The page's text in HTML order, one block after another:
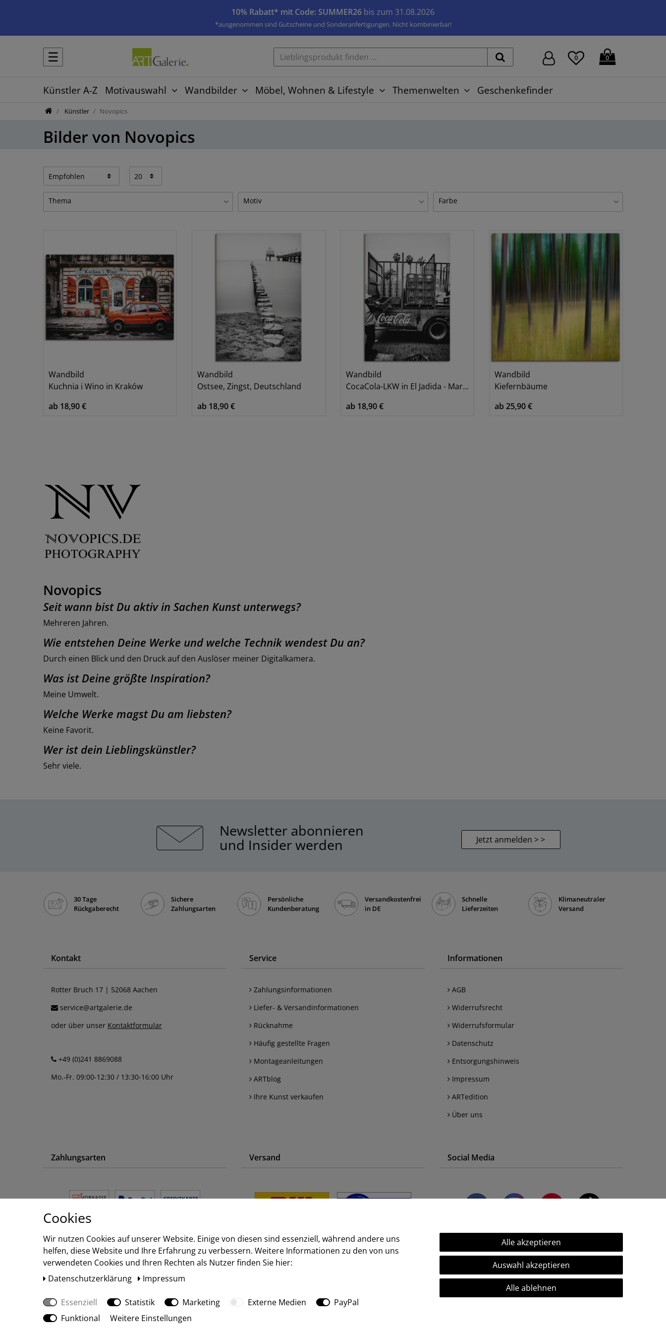
10% Rabatt* mit Code: SUMMER26 bis zum 31.08.2026
*ausgenommen sind Gutscheine und Sonderanfertigungen. Nicht kombinierbar!
☰ 0 0
Künstler A-Z Motivauswahl Wandbilder Möbel, Wohnen & Lifestyle Themenwelten Geschenkefinder
Künstler Novopics
Bilder von Novopics
Thema
Motiv
Bäume
Meer
Farbe
Rot Schwarz/Weiß
Wandbild
Kuchnia i Wino in Kraków
ab 18,90 €
Wandbild
Ostsee, Zingst, Deutschland
ab 18,90 €
Wandbild
CocaCola-LKW in El Jadida - Marokko
ab 18,90 €
Wandbild
Kiefernbäume
ab 25,90 €
Novopics
Seit wann bist Du aktiv in Sachen Kunst unterwegs?
Mehreren Jahren.
Wie entstehen Deine Werke und welche Technik wendest Du an?
Durch einen Blick und den Druck auf den Auslöser meiner Digitalkamera.
Was ist Deine größte Inspiration?
Meine Umwelt.
Welche Werke magst Du am liebsten?
Keine Favorit.
Wer ist dein Lieblingskünstler?
Sehr viele.
Newsletter abonnieren
und Insider werden Jetzt anmelden > >
30 Tage
Rückgaberecht
Sichere
Zahlungsarten
Persönliche
Kundenberatung
Versandkostenfrei
in DE
Schnelle
Lieferzeiten
Klimaneutraler
Versand
Kontakt
Rotter Bruch 17 | 52068 Aachen
service@artgalerie.de
oder über unser Kontaktformular
+49 (0)241 8869088
Mo.-Fr. 09:00-12:30 / 13:30-16:00 Uhr
Service
Zahlungsinformationen
Liefer- & Versandinformationen
Rücknahme
Häufig gestellte Fragen
Montageanleitungen
ARTblog
Ihre Kunst verkaufen
Informationen
AGB
Widerrufsrecht
Widerrufsformular
Datenschutz
Entsorgungshinweis
Impressum
ARTedition
Über uns
Zahlungsarten Versand Social Media
Cookies
Wir nutzen Cookies auf unserer Website. Einige von diesen sind essenziell, während andere uns
helfen, diese Website und Ihre Erfahrung zu verbessern. Weitere Informationen zu den von uns
verwendeten Cookies und Ihren Rechten als Nutzer finden Sie hier:
Daten­schutz­erklärung
Impressum
Essenziell Statistik Marketing Externe Medien
PayPal
Funktional
Weitere Einstellungen
Alle akzeptieren
Auswahl akzeptieren
Alle ablehnen